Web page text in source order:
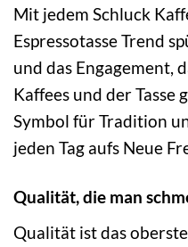
Mit jedem Schluck
Espressotasse Trend
und das Engagement,
Kaffees und der Tasse
Symbol für Tradition
jeden Tag aufs Neue
Qualität, die man
Qualität ist das